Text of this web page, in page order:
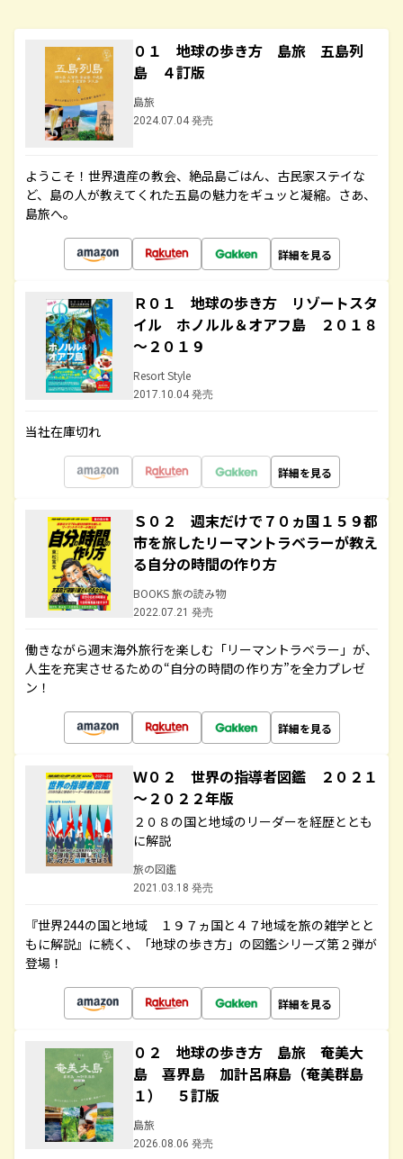
０１ 地球の歩き方 島旅 五島列
島 ４訂版
島旅
2024.07.04 発売
ようこそ！世界遺産の教会、絶品島ごはん、古民家ステイな
ど、島の人が教えてくれた五島の魅力をギュッと凝縮。さあ、
島旅へ。
詳細を見る
Ｒ０１ 地球の歩き方 リゾートスタ
イル ホノルル＆オアフ島 ２０１８
～２０１９
Resort Style
2017.10.04 発売
当社在庫切れ
詳細を見る
Ｓ０２ 週末だけで７０ヵ国１５９都
市を旅したリーマントラベラーが教え
る自分の時間の作り方
BOOKS 旅の読み物
2022.07.21 発売
働きながら週末海外旅行を楽しむ「リーマントラベラー」が、
人生を充実させるための“自分の時間の作り方”を全力プレゼ
ン！
詳細を見る
Ｗ０２ 世界の指導者図鑑 ２０２１
～２０２２年版
２０８の国と地域のリーダーを経歴ととも
に解説
旅の図鑑
2021.03.18 発売
『世界244の国と地域 １９７ヵ国と４７地域を旅の雑学とと
もに解説』に続く、「地球の歩き方」の図鑑シリーズ第２弾が
登場！
詳細を見る
０２ 地球の歩き方 島旅 奄美大
島 喜界島 加計呂麻島（奄美群島
１） ５訂版
島旅
2026.08.06 発売